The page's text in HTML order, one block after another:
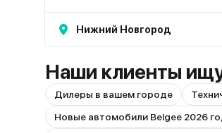
Нижний Новгород
Наши клиенты
Дилеры в вашем городе
Новые автомобили Belgee 2026